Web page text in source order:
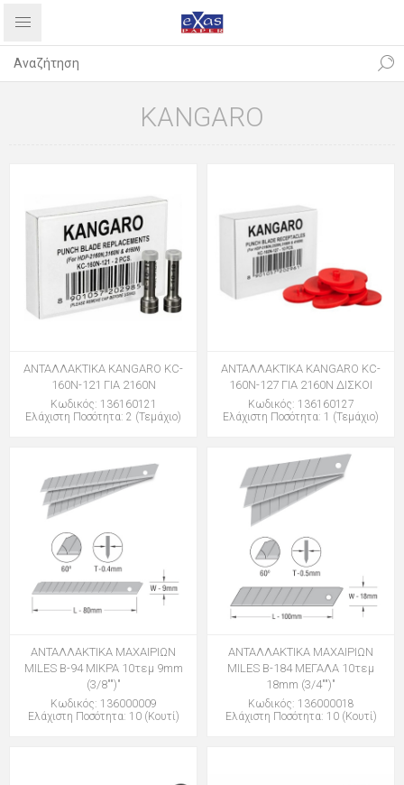
KANGARO
ΑΝΤΑΛΛΑΚΤΙΚΑ KANGARO KC-
160N-121 ΓΙΑ 2160N
Κωδικός: 136160121
Ελάχιστη Ποσότητα: 2 (Τεμάχιο)
ΑΝΤΑΛΛΑΚΤΙΚΑ KANGARO KC-
160N-127 ΓΙΑ 2160N ΔΙΣΚΟΙ
Κωδικός: 136160127
Ελάχιστη Ποσότητα: 1 (Τεμάχιο)
ΑΝΤΑΛΛΑΚΤΙΚΑ ΜΑΧΑΙΡΙΩΝ
MILES B-94 ΜΙΚΡΑ 10τεμ 9mm
(3/8"")"
Κωδικός: 136000009
Ελάχιστη Ποσότητα: 10 (Κουτί)
ΑΝΤΑΛΛΑΚΤΙΚΑ ΜΑΧΑΙΡΙΩΝ
MILES B-184 ΜΕΓΑΛΑ 10τεμ
18mm (3/4"")"
Κωδικός: 136000018
Ελάχιστη Ποσότητα: 10 (Κουτί)